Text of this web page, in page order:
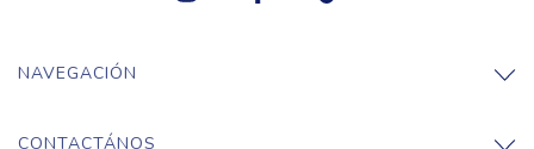
NAVEGACIÓN
CONTACTÁNOS